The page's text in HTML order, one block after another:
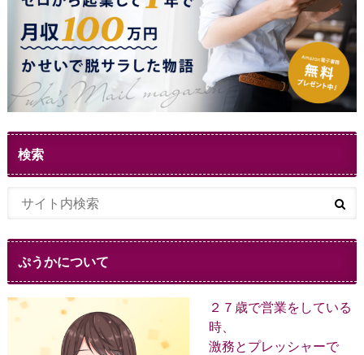
検索
ぷうかについて
２７歳で営業をしている
時、
激務とプレッシャーで